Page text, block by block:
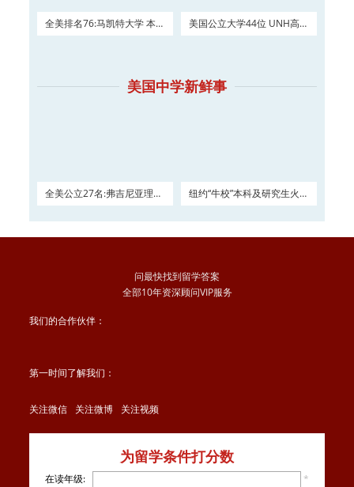
全美排名76:马凯特大学 本科
美国公立大学44位 UNH高三
美国中学新鲜事
全美公立27名:弗吉尼亚理工
纽约“牛校”本科及研究生火热
问最快找到留学答案
全部10年资深顾问VIP服务
我们的合作伙伴：
第一时间了解我们：
关注微信 关注微博 关注视频
为留学条件打分数
在读年级: *